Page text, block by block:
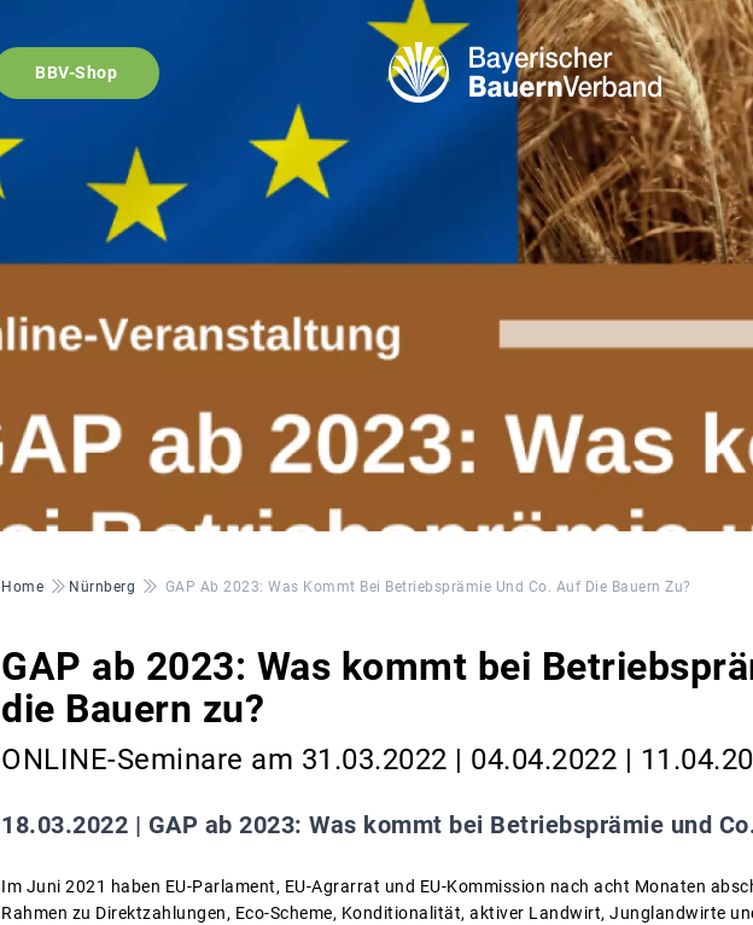
BBV-Shop
Pfadnavigation
Home Nürnberg GAP Ab 2023: Was Kommt Bei Betriebsprämie Und Co. Auf Die Bauern Zu?
GAP ab 2023: Was kommt bei
die Bauern zu?
ONLINE-Seminare am 31.03.2022 | 04.04.2022 |
18.03.2022 | GAP ab 2023: Was kommt bei Betriebsprämie und
Im Juni 2021 haben EU-Parlament, EU-Agrarrat und EU-Kommission nach acht Monaten
Rahmen zu Direktzahlungen, Eco-Scheme, Konditionalität, aktiver Landwirt, Junglandwirte